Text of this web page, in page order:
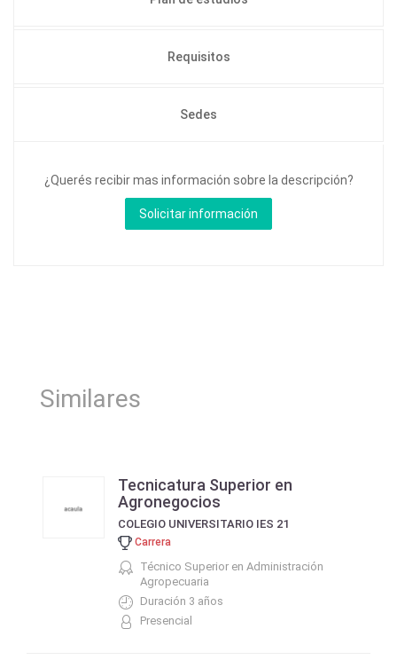
Requisitos
Sedes
¿Querés recibir mas información sobre la descripción?
Similares
Tecnicatura Superior en
Agronegocios
COLEGIO UNIVERSITARIO IES 21
Carrera
Técnico Superior en Administración
Agropecuaria
Duración 3 años
Presencial